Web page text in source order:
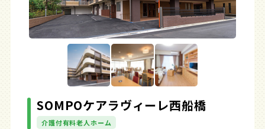
SOMPOケアラヴィーレ西船橋
介護付有料老人ホーム